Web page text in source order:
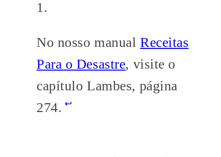
No nosso manual Receitas
Para o Desastre, visite o
capítulo Lambes, página
274.↩